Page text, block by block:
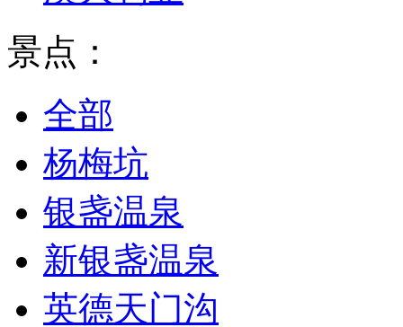
景点：
全部
杨梅坑
银盏温泉
新银盏温泉
英德天门沟